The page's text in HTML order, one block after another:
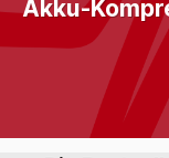
Akku-